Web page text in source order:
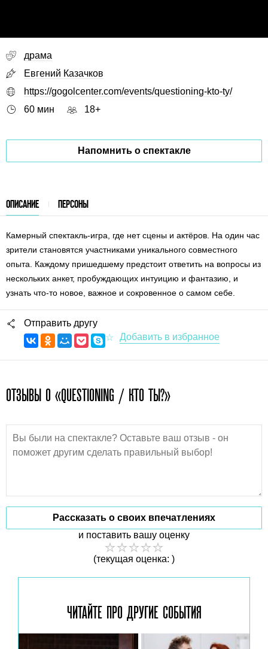
драма
Евгений Казачков
https://gogolcenter.com/events/questioning-kto-ty/
60 мин
18+
Напомнить о спектакле
ОПИСАНИЕ ПЕРСОНЫ
Камерный спектакль-игра, где нет сцены и актёров. На один час
зрители становятся участниками уникального совместного
опыта. Каждому пришедшему предстоит ответить на вопросы из
нескольких анкет, пробуждающих интуицию и фантазию, и
узнать что-то новое, важное и сокровенное о самом себе.
Отправить другу
ОТЗЫВЫ О «QUESTIONING / КТО ТЫ?»
Рассказать о своих впечатлениях
и поставить вашу оценку
(текущая оценка: )
ЧИТАЙТЕ ПРО ДРУГИЕ СОБЫТИЯ